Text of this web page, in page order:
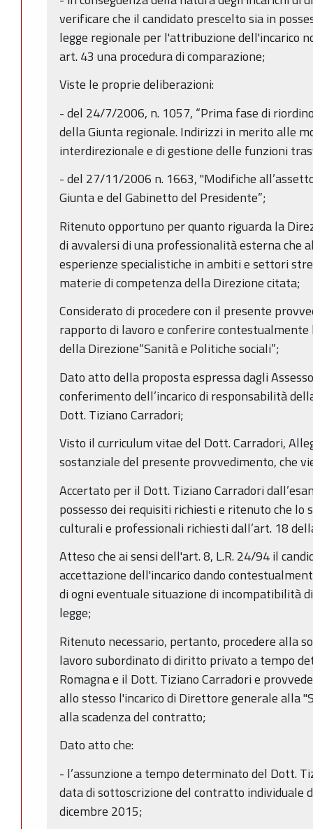
verificare che il candidato prescelto sia in
legge regionale per l'attribuzione dell'incarico
art. 43 una procedura di comparazione;
Viste le proprie deliberazioni:
- del 24/7/2006, n. 1057, “Prima fase di
della Giunta regionale. Indirizzi in merito alle
interdirezionale e di gestione delle funzioni
- del 27/11/2006 n. 1663, "Modifiche
Giunta e del Gabinetto del Presidente”;
Ritenuto opportuno per quanto riguarda la
di avvalersi di una professionalità esterna che
esperienze specialistiche in ambiti e settori
materie di competenza della Direzione citata;
Considerato di procedere con il presente
rapporto di lavoro e conferire
della Direzione“Sanità e Politiche sociali”;
Dato atto della proposta espressa dagli
conferimento dell’incarico di responsabilità
Dott. Tiziano Carradori;
Visto il curriculum vitae del Dott. Carradori,
sostanziale del presente provvedimento, che
Accertato per il Dott. Tiziano Carradori
possesso dei requisiti richiesti e ritenuto che
culturali e professionali richiesti dall’art. 18
Atteso che ai sensi dell'art. 8, L.R. 24/94 il
accettazione dell'incarico dando
di ogni eventuale situazione di incompatibilità
legge;
Ritenuto necessario, pertanto, procedere alla
lavoro subordinato di diritto privato a tempo
Romagna e il Dott. Tiziano Carradori e
allo stesso l'incarico di Direttore generale alla
alla scadenza del contratto;
Dato atto che:
- l’assunzione a tempo determinato del Dott.
data di sottoscrizione del contratto individuale
dicembre 2015;